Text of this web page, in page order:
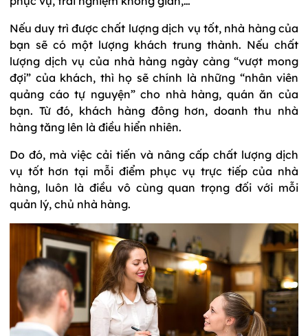
Nếu duy trì được chất lượng dịch vụ tốt, nhà hàng của
bạn sẽ có một lượng khách trung thành. Nếu chất
lượng dịch vụ của nhà hàng ngày càng “vượt mong
đợi” của khách, thì họ sẽ chính là những “nhân viên
quảng cáo tự nguyện” cho nhà hàng, quán ăn của
bạn. Từ đó, khách hàng đông hơn, doanh thu nhà
hàng tăng lên là điều hiển nhiên.
Do đó, mà việc cải tiến và nâng cấp chất lượng dịch
vụ tốt hơn tại mỗi điểm phục vụ trực tiếp của nhà
hàng, luôn là điều vô cùng quan trọng đối với mỗi
quản lý, chủ nhà hàng.